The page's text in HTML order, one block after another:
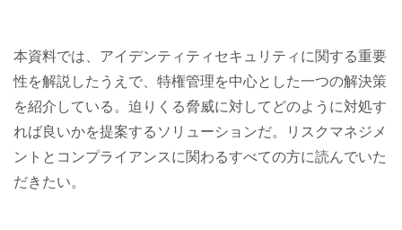
本資料では、アイデンティティセキュリティに関する重要
性を解説したうえで、特権管理を中心とした一つの解決策
を紹介している。迫りくる脅威に対してどのように対処す
れば良いかを提案するソリューションだ。リスクマネジメ
ントとコンプライアンスに関わるすべての方に読んでいた
だきたい。